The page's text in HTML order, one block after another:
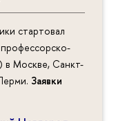
стартовал
в Москве, Санкт-
Заявки